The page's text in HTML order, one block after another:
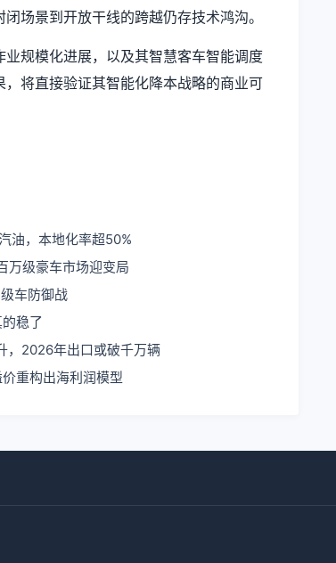
场景到开放干线的跨越仍存技术鸿沟。
规模化进展，以及其智慧客车智能调度
将直接验证其智能化降本战略的商业可
油，本地化率超50%
万级豪车市场迎变局
车防御战
稳了
，2026年出口或破千万辆
重构出海利润模型